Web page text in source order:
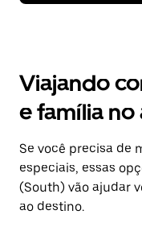
Viajando
e família
Se você precisa de
especiais, essas
(South) vão ajudar
ao destino.